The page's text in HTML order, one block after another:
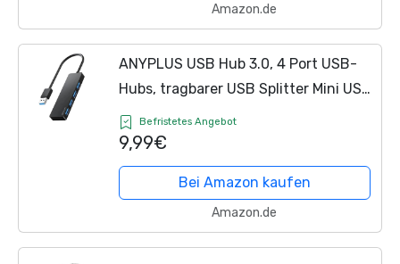
Amazon.de
ANYPLUS USB Hub 3.0, 4 Port USB-
Hubs, tragbarer USB Splitter Mini USB
Verteiler für Desktop, Laptop, Xbox,
Flash Drive, HDD, Konsole, Drucker,
PC,...
Befristetes Angebot
9,99€
Bei Amazon kaufen
Amazon.de